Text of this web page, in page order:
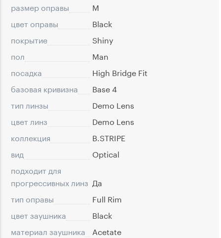
размер оправы
M
цвет оправы
Black
покрытие
Shiny
пол
Man
посадка
High Bridge Fit
базовая кривизна
Base 4
тип линзы
Demo Lens
цвет линз
Demo Lens
коллекция
B.STRIPE
вид
Optical
подходит для
прогрессивных линз Да
тип оправы
Full Rim
цвет заушника
Black
материал заушника
Acetate